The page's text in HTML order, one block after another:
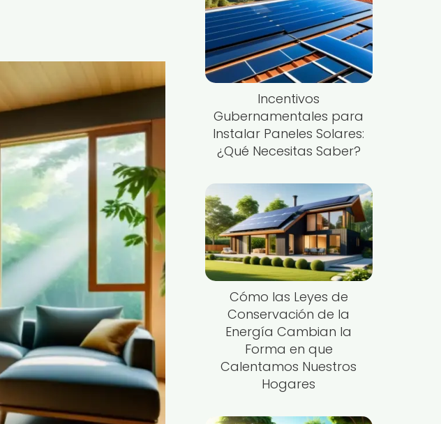
Incentivos
Gubernamentales para
Instalar Paneles Solares:
¿Qué Necesitas Saber?
Cómo las Leyes de
Conservación de la
Energía Cambian la
Forma en que
Calentamos Nuestros
Hogares